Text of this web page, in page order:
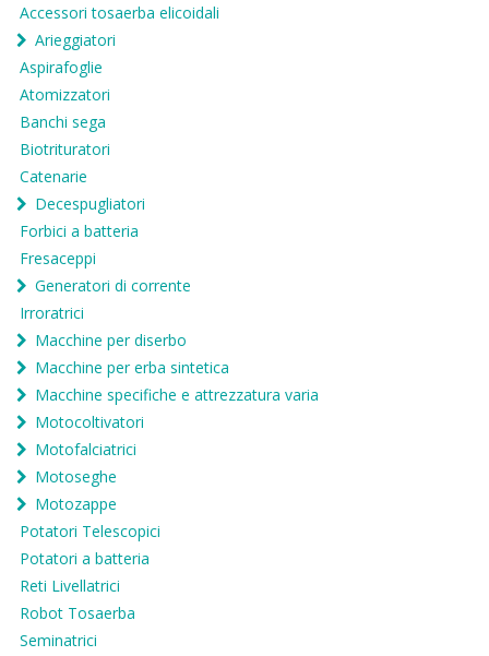
Accessori tosaerba elicoidali
Arieggiatori
Aspirafoglie
Atomizzatori
Banchi sega
Biotrituratori
Catenarie
Decespugliatori
Forbici a batteria
Fresaceppi
Generatori di corrente
Irroratrici
Macchine per diserbo
Macchine per erba sintetica
Macchine specifiche e attrezzatura varia
Motocoltivatori
Motofalciatrici
Motoseghe
Motozappe
Potatori Telescopici
Potatori a batteria
Reti Livellatrici
Robot Tosaerba
Seminatrici